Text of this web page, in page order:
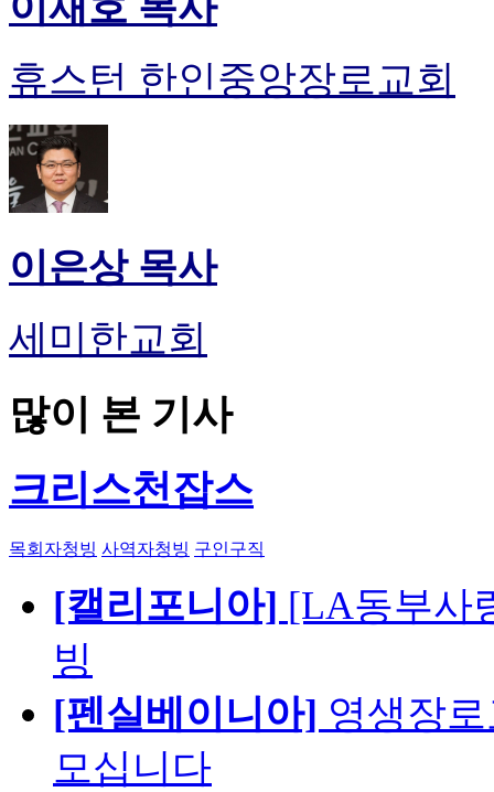
휴스턴 한인중앙장로교회
이은상 목사
세미한교회
많이 본 기사
크리스천잡스
목회자청빙 사역자청빙 구인구직
[캘리포니아] [LA동부사
빙
[펜실베이니아] 영생장
모십니다